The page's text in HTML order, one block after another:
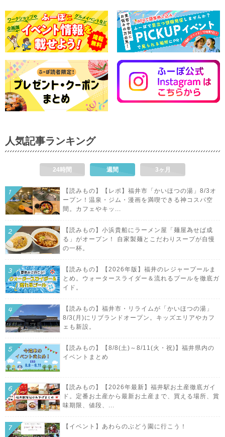
人気記事ランキング
24時間 週間 3ヶ月
【読みもの】【レポ】福井市「かいほつの湯」8/3オ
ープン！温泉・ジム・漫画を満喫できる神コスパ空
間。カフェやキッ...
【読みもの】小浜貴船にラーメン屋「麺屋為せば成
る」がオープン！ 自家製麺とこだわりスープが自慢
の一杯。
【読みもの】【2026年版】福井のレジャープールま
とめ。ウォータースライダー＆流れるプールを徹底ガ
イド。
【読みもの】福井市・リライムが「かいほつの湯」
8/3(月)にリブランドオープン。キッズエリアやカフ
ェも新設。
【読みもの】【8/8(土)～8/11(火・祝)】福井県内の
イベントまとめ
【読みもの】【2026年最新】福井駅お土産徹底ガイ
ド。定番お土産から最新お土産まで、買える場所、賞
味期限、値段、...
【イベント】あわらのぶどう園に行こう！